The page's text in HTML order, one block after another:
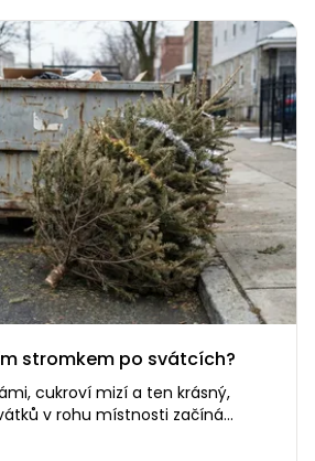
stromkem po svátcích?
cukroví mizí a ten krásný,
v rohu místnosti začíná